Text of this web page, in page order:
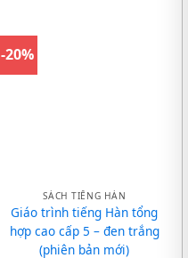
-20%
SÁCH TIẾNG HÀN
Giáo trình tiếng Hàn tổng
hợp cao cấp 5 – đen trắng
(phiên bản mới)